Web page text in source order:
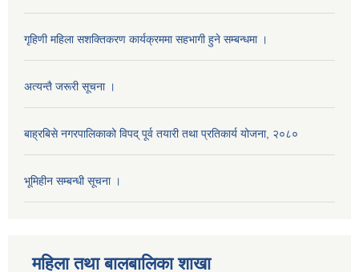
गृहिणी महिला सशक्तिकरण कार्यक्रममा सहभागी हुने सम्बन्धमा ।
अत्यन्तै जरूरी सूचना ।
बाह्रबिसे नगरपालिकाको विपद् पूर्व तयारी तथा प्रतिकार्य योजना, २०८०
भूमिहीन सम्बन्धी सूचना ।
महिला तथा बालबालिका शाखा